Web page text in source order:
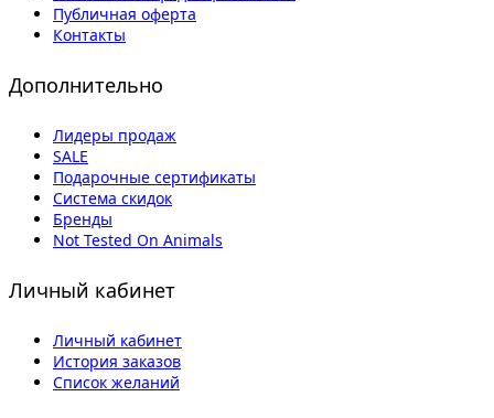
Публичная оферта
Контакты
Дополнительно
Лидеры продаж
SALE
Подарочные сертификаты
Система скидок
Бренды
Not Tested On Animals
Личный кабинет
Личный кабинет
История заказов
Список желаний